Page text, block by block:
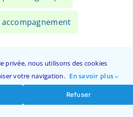
accompagnement
une formation …
privée, nous utilisons des cookies
votre navigation. En savoir plus
Refuser